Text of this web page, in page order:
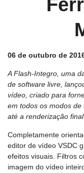
06 de outubro de
A Flash-Integro, uma
de software livre,
vídeo, criado para
em todos os modos
até a renderização final.
Completamente
editor de vídeo VSDC
efeitos visuais. Filtros
imagem do vídeo